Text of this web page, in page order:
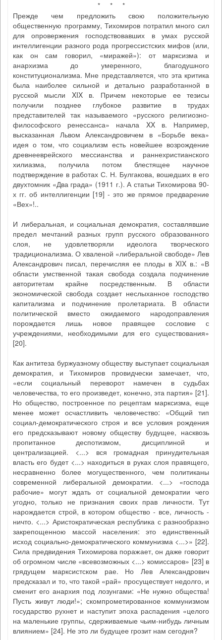
* * *
Прежде чем предложить свою положительную
общественную программу, Тихомиров потратил много сил
для опровержения господствовавших в умах русской
интеллигенции разного рода прогрессистских мифов (или,
как он сам говорил, «миражей»): от марксизма и
анархизма до умеренного, благодушного
конституционализма. Мне представляется, что эта критика
была наиболее сильной и детально разработанной в
русской мысли XIX в. Причем некоторые ее тезисы
получили позднее глубокое развитие в трудах
представителей так называемого «русского религиозно-
философского ренессанса» начала XX в. Например,
высказанная Львом Александровичем в «Борьбе века»
идея о том, что социализм есть новейшее возрождение
древнееврейского мессианства и раннехристианского
хилиазма, получила потом блестящее научное
подтверждение в работах С. Н. Булгакова, вошедших в его
двухтомник «Два града» (1911 г.). А статьи Тихомирова 90-
х гг. об интеллигенции [19] - это же прямое предварение
«Вех»!..
И либеральная, и социальная демократия, составлявшие
предел мечтаний разных групп русского образованного
слоя, не удовлетворяли идеолога творческого
традиционализма. О хваленой «либеральной свободе» Лев
Александрович писал, перечисляя ее плоды в XIX в.: «В
области умственной такая свобода создала подчинение
авторитетам крайне посредственным. В области
экономической свобода создает неслыханное господство
капитализма и подчинение пролетариата. В области
политической вместо ожидаемого народоправления
порождается лишь новое правящее сословие с
учреждениями, необходимыми для его существования»
[20].
Как антитеза буржуазному обществу выступает социальная
демократия, и Тихомиров провидчески замечает, что,
«если социальный переворот намечен в судьбах
человечества, то его произведет, конечно, эта партия» [21].
Но общество, построенное по рецептам марксизма, еще
менее может осчастливить человечество: «Общий тип
социал-демократического строя и все условия рождения
его предсказывают новому обществу будущее, насквозь
пропитанное деспотизмом, дисциплиной и
централизацией. <...> вся громадная принудительная
власть его будет <...> находиться в руках слоя правящего,
несравненно более могущественного, чем политиканы
современной либеральной демократии. <...> «господа
рабочие» могут ждать от социальной демократии чего
угодно, только не признания своих прав личности. Тут
нарождается строй, в котором общество - все, личность -
ничто. <...> Аристократическая республика с разнообразно
закрепощенною массой населения: это единственный
исход социально-демократического коммунизма <...>» [22].
Сила предвидения Тихомирова поражает, он даже говорит
об огромном числе «всевозможных <...> комиссаров» [23] в
грядущем марксистском рае. Но Лев Александрович
предсказал и то, что такой «рай» просуществует недолго, и
сменит его анархия под лозунгами: «Не нужно общества!
Пусть живут люди!»; скомпрометированное коммунизмом
государство рухнет и наступит эпоха распадения «целого
на маленькие группы, сдерживаемые чьим-нибудь личным
влиянием» [24]. Не это ли будущее грозит нам сегодня?